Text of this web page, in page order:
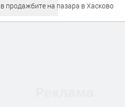
в продажбите на пазара в Хасково